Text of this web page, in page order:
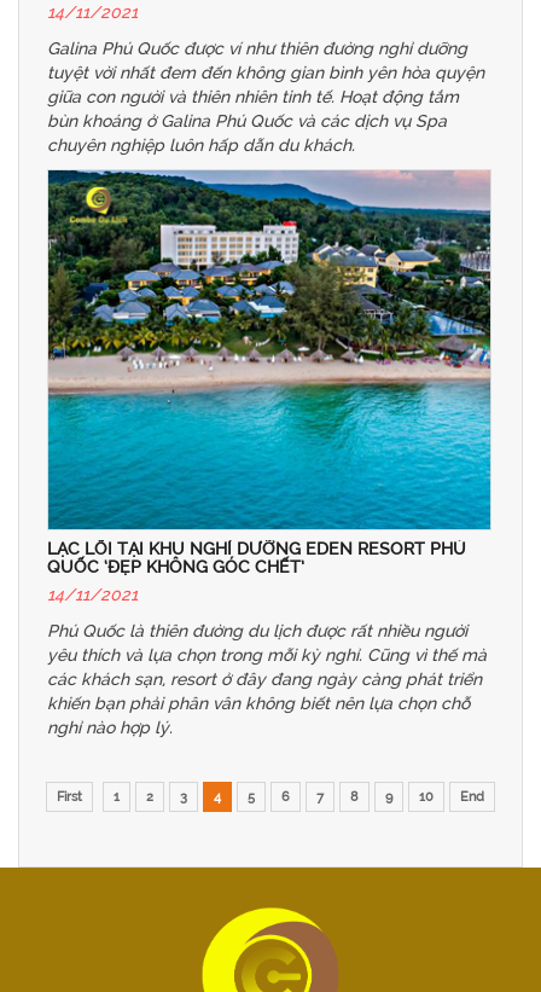
14/11/2021
Galina Phú Quốc được ví như thiên đường nghỉ dưỡng
tuyệt vời nhất đem đến không gian bình yên hòa quyện
giữa con người và thiên nhiên tinh tế. Hoạt động tắm
bùn khoáng ở Galina Phú Quốc và các dịch vụ Spa
chuyên nghiệp luôn hấp dẫn du khách.
LẠC LỐI TẠI KHU NGHỈ DƯỠNG EDEN RESORT PHÚ
QUỐC ‘ĐẸP KHÔNG GÓC CHẾT’
14/11/2021
Phú Quốc là thiên đường du lịch được rất nhiều người
yêu thích và lựa chọn trong mỗi kỳ nghỉ. Cũng vì thế mà
các khách sạn, resort ở đây đang ngày càng phát triển
khiến bạn phải phân vân không biết nên lựa chọn chỗ
nghỉ nào hợp lý.
First 1 2 3 4 5 6 7 8 9 10 End